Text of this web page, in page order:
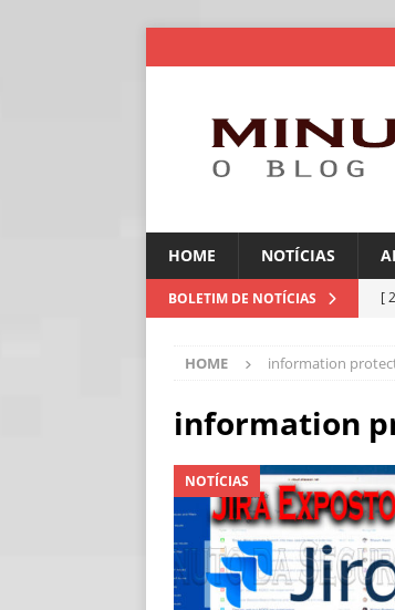
HOME NOTÍCIAS
BOLETIM DE NOTÍCIAS [
[
[
[
[
HOME information
information
NOTÍCIAS